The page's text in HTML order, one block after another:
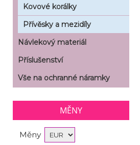
Kovové korálky
Přívěsky a mezidíly
Návlekový materiál
Příslušenství
Vše na ochranné náramky
MĚNY
Měny